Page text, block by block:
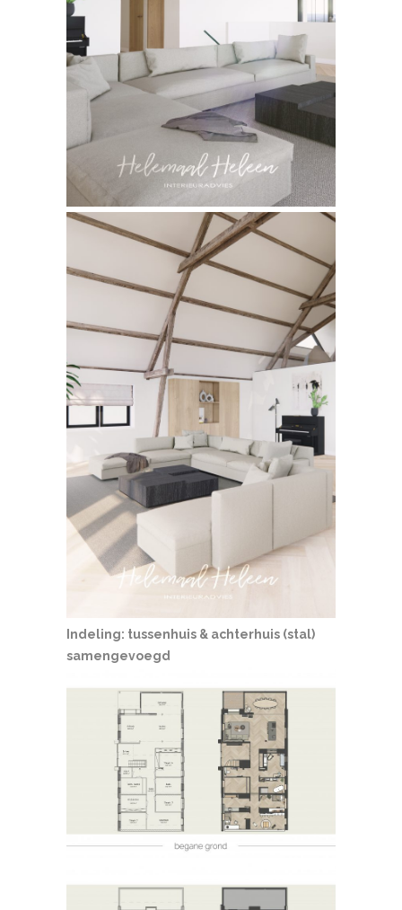
Indeling: tussenhuis & achterhuis (stal)
samengevoegd